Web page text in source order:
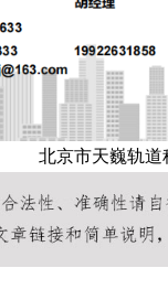
北京市天巍轨道